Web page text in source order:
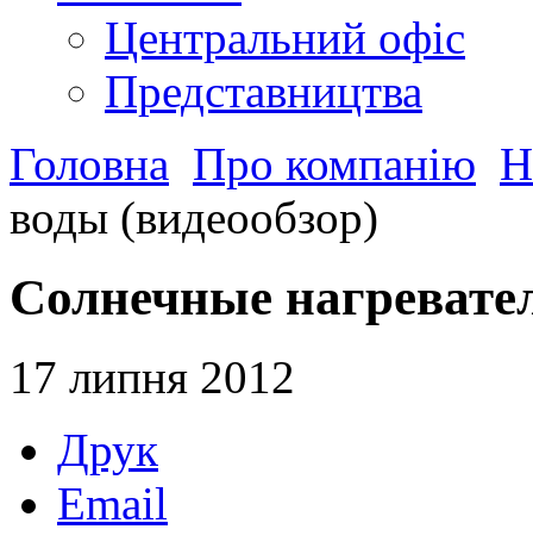
Центральний офіс
Представництва
Головна Про компанію
воды (видеообзор)
Солнечные
17 липня 2012
Друк
Email